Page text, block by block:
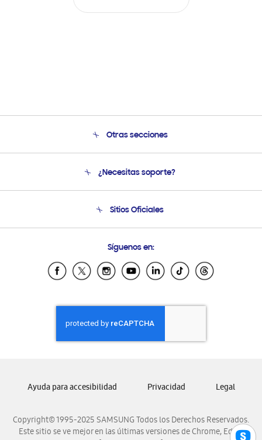
Otras secciones
Soporte
Seguimiento de tu pedido
¿Necesitas soporte?
Soporte vía eMail
Sitios Oficiales
Samsung Ecuador
Samsung El Salvador
Samsung Honduras
Samsung Nicaragua
Samsung Panamá
Samsung Venezuela
Síguenos en:
Copyright© 1995-2025 SAMSUNG Todos los Derechos Reservados.
Este sitio se ve mejor en las últimas versiones de Chrome, Edge,
Ayuda para accesibilidad Privacidad Legal